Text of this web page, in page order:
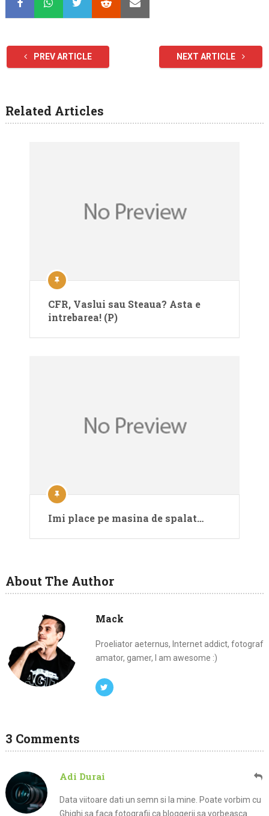
PREV ARTICLE NEXT ARTICLE
Related Articles
CFR, Vaslui sau Steaua? Asta e
intrebarea! (P)
Imi place pe masina de spalat…
About The Author
Mack
Proeliator aeternus, Internet addict, fotograf
amator, gamer, I am awesome :)
3 Comments
Adi Durai
Data viitoare dati un semn si la mine. Poate vorbim cu
Ghighi sa faca fotografii ca bloggerii sa vorbeasca